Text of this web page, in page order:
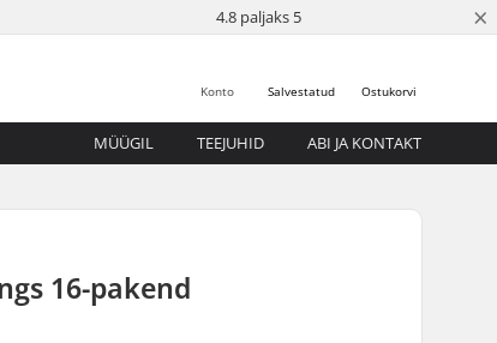
4.8 paljaks 5 ×
Ostukorvi
Salvestatud
Konto
MÜÜGIL TEEJUHID ABI JA KONTAKT
16-pakend